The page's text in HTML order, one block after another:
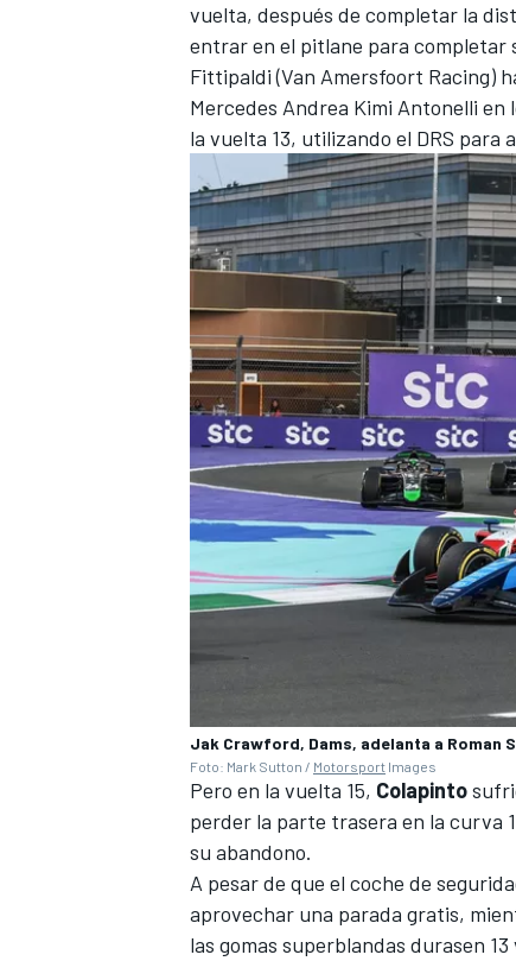
vuelta, después de completar la
entrar en el pitlane para completar
Fittipaldi (Van Amersfoort Racing)
Mercedes Andrea Kimi Antonelli en
la vuelta 13, utilizando el DRS para
Jak Crawford, Dams, adelanta a Roman
Foto: Mark Sutton / Motorsport Images
Pero en la vuelta 15, Colapinto
perder la parte trasera en la curva
su abandono.
A pesar de que el coche de
aprovechar una parada gratis,
las gomas superblandas durasen